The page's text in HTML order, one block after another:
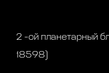
2 -ой планетарный
18598)